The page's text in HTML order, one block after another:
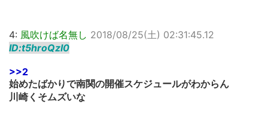
4: 風吹けば名無し 2018/08/25(土) 02:31:45.12
ID:t5hroQzI0
>>2
始めたばかりで南関の開催スケジュールがわからん
川崎くそムズいな